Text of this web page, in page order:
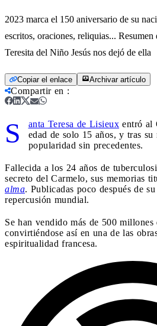
2023 marca el 150 aniversario de su
escritos, oraciones, reliquias... Resumen
Teresita del Niño Jesús nos dejó de ella
Copiar el enlace Archivar artículo
Compartir en :
S anta Teresa de Lisieux entró al
edad de solo 15 años, y tras su
popularidad sin precedentes.
Fallecida a los 24 años de
secreto del Carmelo, sus memorias
alma. Publicadas poco después de
repercusión mundial.
Se han vendido más de 500
convirtiéndose así en una de las
espiritualidad francesa.